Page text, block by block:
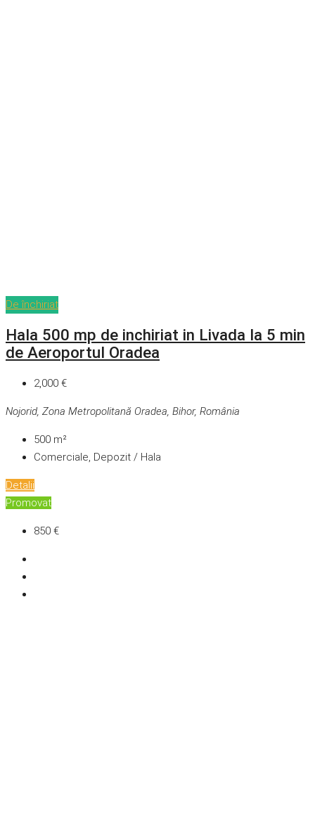
De închiriat
Hala 500 mp de inchiriat in Livada la 5 min
de Aeroportul Oradea
2,000 €
Nojorid, Zona Metropolitană Oradea, Bihor, România
500 m²
Comerciale, Depozit / Hala
Detalii
Promovat
850 €